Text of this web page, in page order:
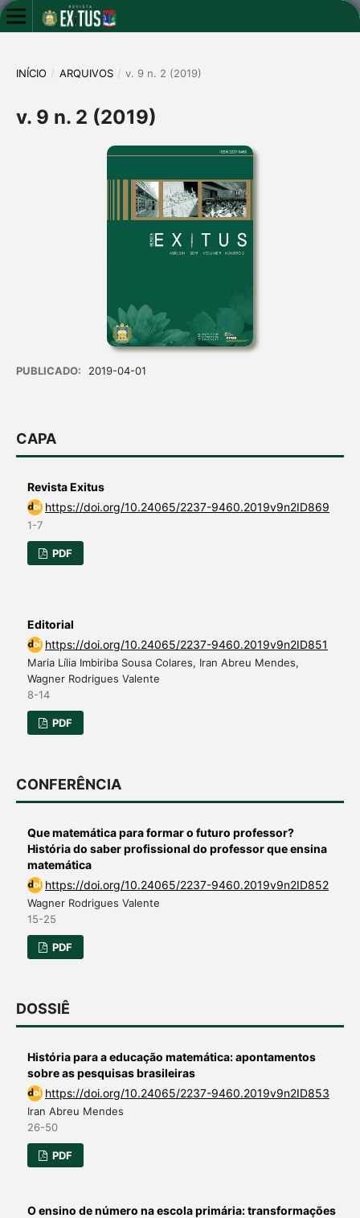
INÍCIO / ARQUIVOS / v. 9 n. 2 (2019)
v. 9 n. 2 (2019)
PUBLICADO: 2019-04-01
CAPA
Revista Exitus
https://doi.org/10.24065/2237-9460.2019v9n2ID869
1-7
PDF
Editorial
https://doi.org/10.24065/2237-9460.2019v9n2ID851
Maria Lília Imbiriba Sousa Colares, Iran Abreu Mendes,
Wagner Rodrigues Valente
8-14
PDF
CONFERÊNCIA
Que matemática para formar o futuro professor?
História do saber profissional do professor que ensina
matemática
https://doi.org/10.24065/2237-9460.2019v9n2ID852
Wagner Rodrigues Valente
15-25
PDF
DOSSIÊ
História para a educação matemática: apontamentos
sobre as pesquisas brasileiras
https://doi.org/10.24065/2237-9460.2019v9n2ID853
Iran Abreu Mendes
26-50
PDF
O ensino de número na escola primária: transformações